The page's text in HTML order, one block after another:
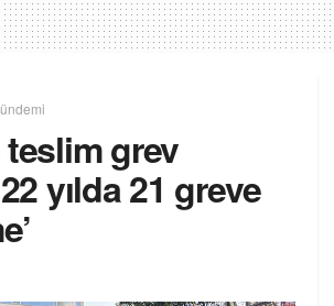
teslim grev
yılda 21 greve